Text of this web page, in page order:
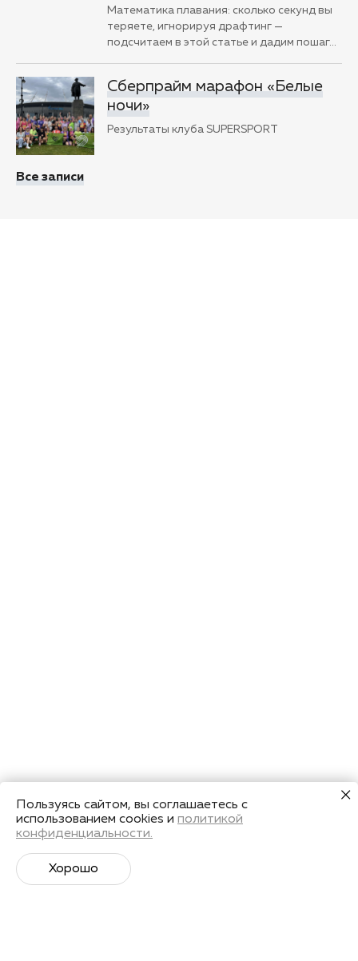
Математика плавания: сколько секунд вы
теряете, игнорируя драфтинг —
подсчитаем в этой статье и дадим пошаг…
Сберпрайм марафон «Белые
ночи»
Результаты клуба SUPERSPORT
Все записи
Пользуясь сайтом, вы соглашаетесь с
использованием cookies и политикой
конфиденциальности.
Хорошо